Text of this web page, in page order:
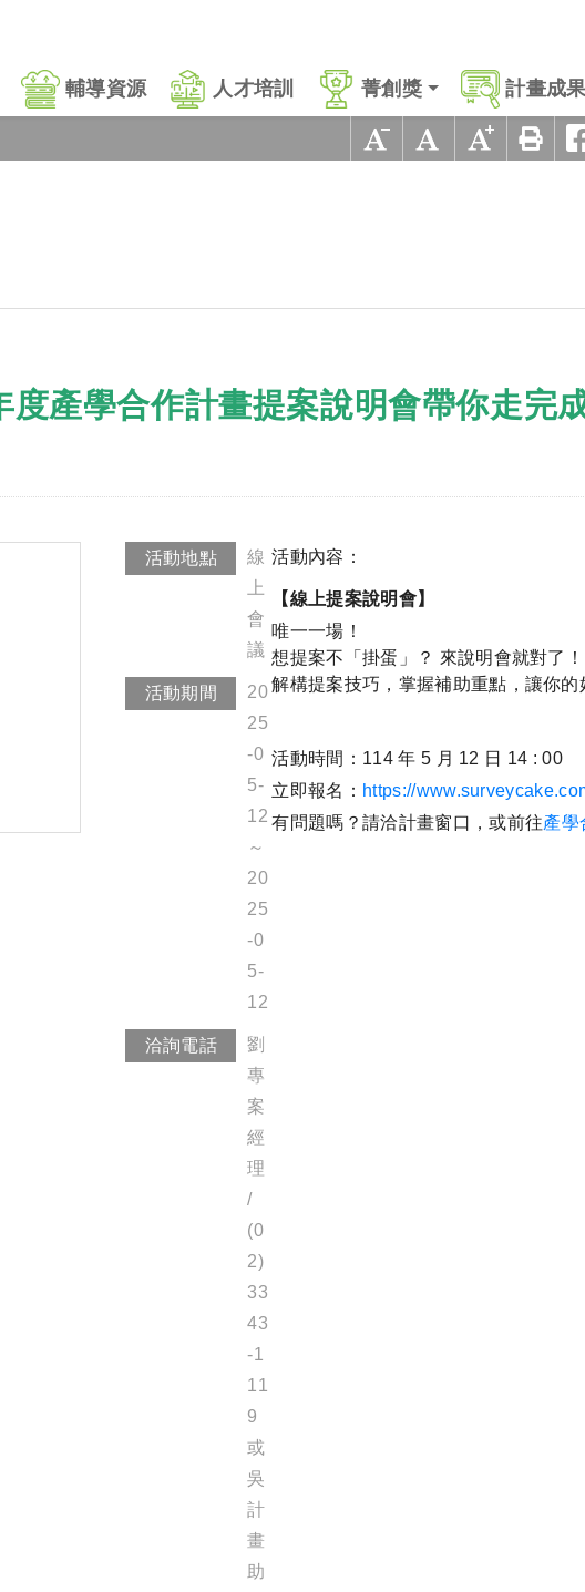
輔導資源 人才培訓 菁創獎 計畫成果
產學合作計畫提案說明會帶你走完
活動地點
線
上
會
議
活動期間
20
25
-0
5-
12
～
20
25
-0
5-
12
洽詢電話
劉
專
案
經
理
/
(0
2)
33
43
-1
11
9
或
吳
計
畫
助
活動內容：
【線上提案說明會】
唯一一場！
想提案不「掛蛋」？ 來說明會就對了！
解構提案技巧，掌握補助重點，讓你的
活動時間：114 年 5 月 12 日 14 : 00
立即報名： https://
有問題嗎？請洽計畫窗口，或前往產學